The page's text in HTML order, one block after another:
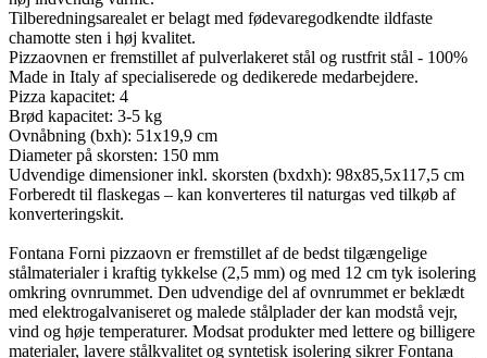
Tilberedningsarealet er belagt med fødevaregodkendte ildfaste
chamotte sten i høj kvalitet.
Pizzaovnen er fremstillet af pulverlakeret stål og rustfrit stål - 100%
Made in Italy af specialiserede og dedikerede medarbejdere.
Pizza kapacitet: 4
Brød kapacitet: 3-5 kg
Ovnåbning (bxh): 51x19,9 cm
Diameter på skorsten: 150 mm
Udvendige dimensioner inkl. skorsten (bxdxh): 98x85,5x117,5 cm
Forberedt til flaskegas – kan konverteres til naturgas ved tilkøb af
konverteringskit.
Fontana Forni pizzaovn er fremstillet af de bedst tilgængelige
stålmaterialer i kraftig tykkelse (2,5 mm) og med 12 cm tyk isolering
omkring ovnrummet. Den udvendige del af ovnrummet er beklædt
med elektrogalvaniseret og malede stålplader der kan modstå vejr,
vind og høje temperaturer. Modsat produkter med lettere og billigere
materialer, lavere stålkvalitet og syntetisk isolering sikrer Fontana